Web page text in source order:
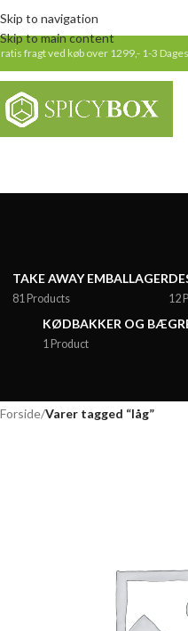
Skip to navigation
Skip to main content
fragt ved køb over 1299,- 1-3
TAKE AWAY EMBALLAGER
81 Products 12
KØDBAKKER OG
1 Product
Forside/Varer tagged “låg”